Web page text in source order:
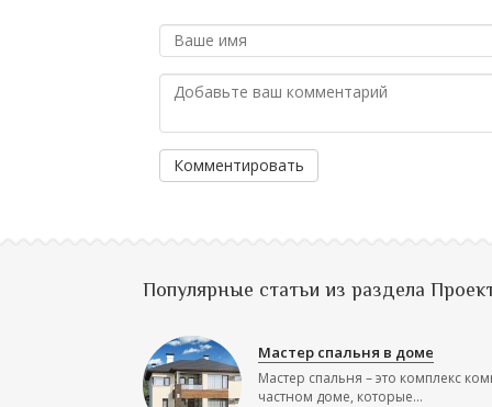
Комментировать
Популярные статьи из раздела
Мастер спальня в доме
Мастер спальня – это комплекс
частном доме, которые...